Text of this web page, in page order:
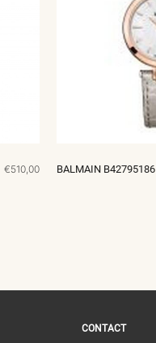
€510,00 BALMAIN B42795186
CONTACT